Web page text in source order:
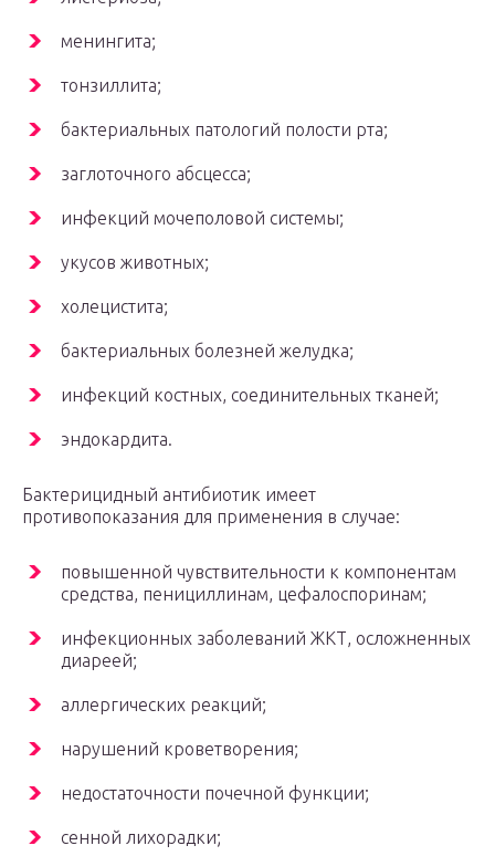
менингита;
тонзиллита;
бактериальных патологий полости рта;
заглоточного абсцесса;
инфекций мочеполовой системы;
укусов животных;
холецистита;
бактериальных болезней желудка;
инфекций костных, соединительных тканей;
эндокардита.
Бактерицидный антибиотик имеет
противопоказания для применения в случае:
повышенной чувствительности к компонентам
средства, пенициллинам, цефалоспоринам;
инфекционных заболеваний ЖКТ, осложненных
диареей;
аллергических реакций;
нарушений кроветворения;
недостаточности почечной функции;
сенной лихорадки;